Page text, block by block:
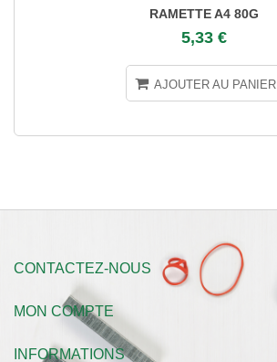
RAMETTE A4 80G
5,33 €
AJOUTER AU PANIER
CONTACTEZ-NOUS
MON COMPTE
INFORMATIONS